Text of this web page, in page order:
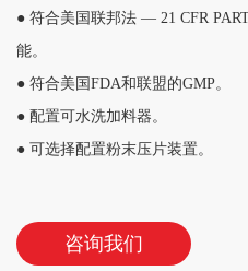
● 符合美国联邦法 — 21 CFR
能。
● 符合美国FDA和联盟的GMP。
● 配置可水洗加料器。
● 可选择配置粉末压片装置。
咨询我们